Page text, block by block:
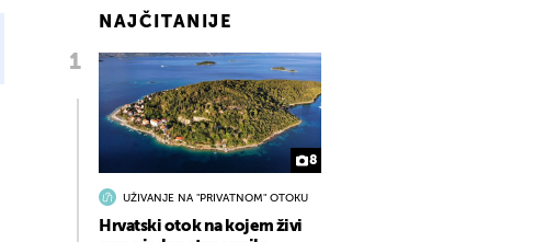
NAJČITANIJE
8
UŽIVANJE NA "PRIVATNOM" OTOKU
Hrvatski otok na kojem živi